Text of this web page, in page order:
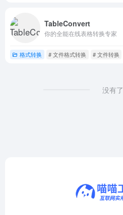
TableConvert
你的全能在线表格转换专家
格式转换 # 文件格式转换 # 文件转换
没有了